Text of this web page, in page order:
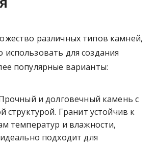
различных типов камней,
для создания
популярные варианты:
и долговечный камень с
структурой. Гранит устойчив к
температур и влажности,
подходит для